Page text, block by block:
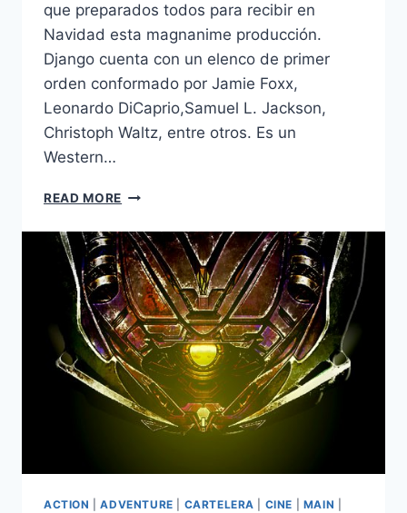
que preparados todos para recibir en
Navidad esta magnanime producción.
Django cuenta con un elenco de primer
orden conformado por Jamie Foxx,
Leonardo DiCaprio,Samuel L. Jackson,
Christoph Waltz, entre otros. Es un
Western…
READ MORE DJANGO
(2012):
TRAILER
1
ACTION |ADVENTURE CARTELERA CINE MAIN